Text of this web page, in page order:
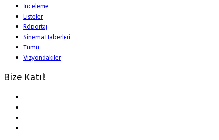
İnceleme
Listeler
Röportaj
Sinema Haberleri
Tümü
Vizyondakiler
Bize Katıl!